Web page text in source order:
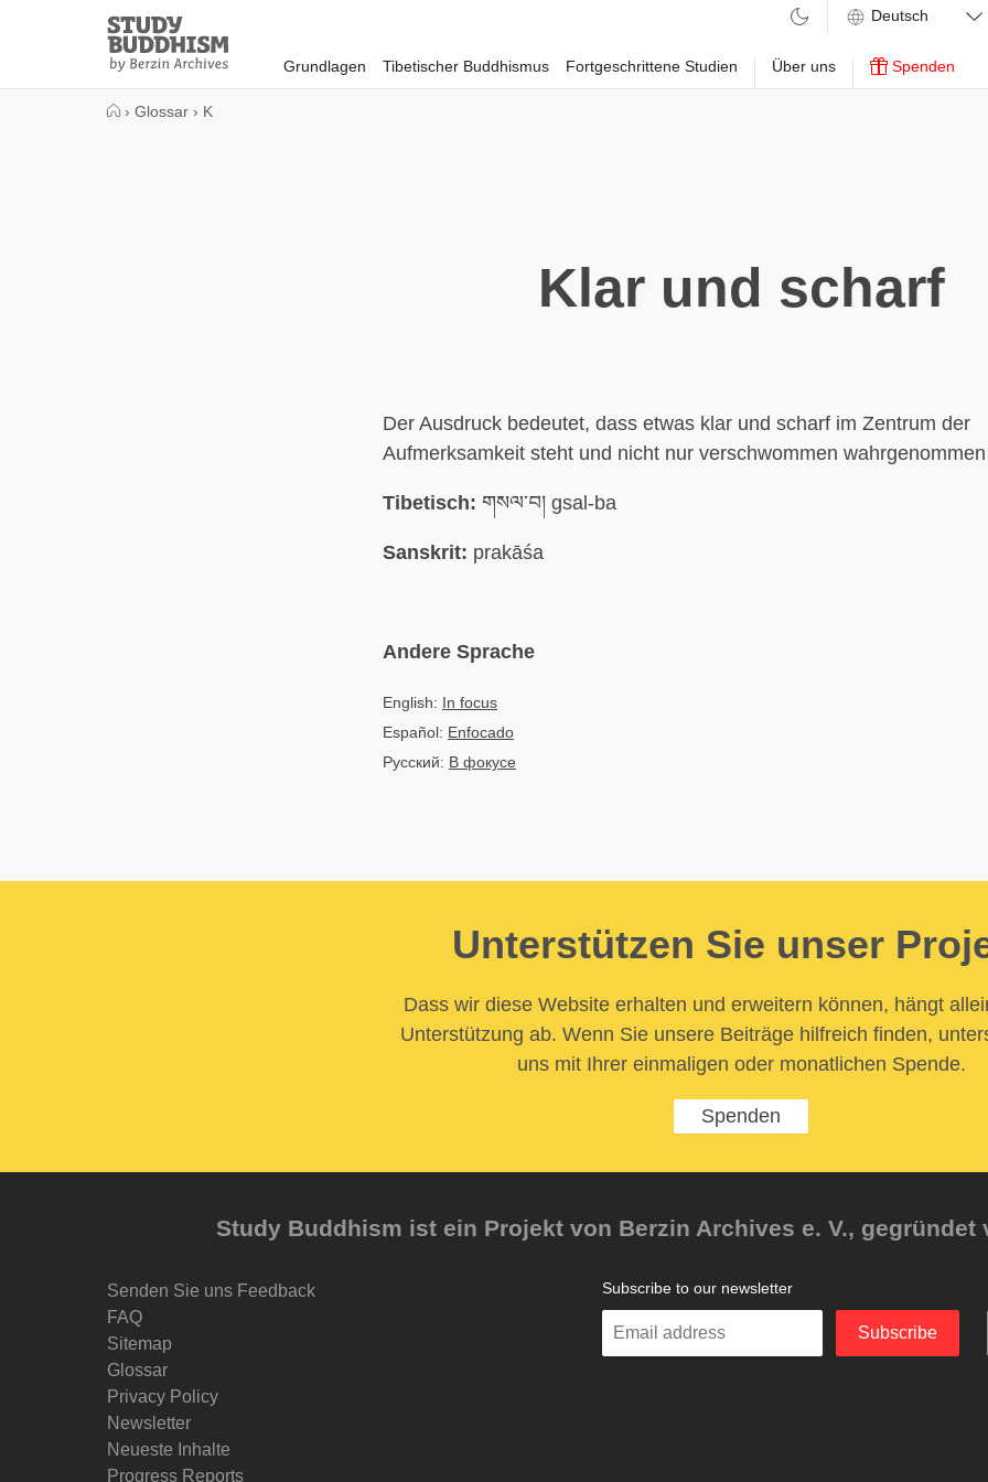
Study
Buddhism
Home
Grundlagen Tibetischer Buddhismus Fortgeschrittene Studien Über uns Spenden
› Glossar › K
Klar und scharf
Der Ausdruck bedeutet, dass etwas klar und scharf im Zentrum der
Aufmerksamkeit steht und nicht nur verschwommen
Tibetisch: གསལ་བ། gsal-ba
Sanskrit: prakāśa
Andere Sprache
English: In focus
Español: Enfocado
Русский: В фокусе
Unterstützen Sie unser
Dass wir diese Website erhalten und erweitern können, hängt
Unterstützung ab. Wenn Sie unsere Beiträge hilfreich finden,
uns mit Ihrer einmaligen oder monatlichen Spende.
Spenden
Study Buddhism ist ein Projekt von Berzin Archives e. V., gegründet
Senden Sie uns Feedback
FAQ
Sitemap
Glossar
Privacy Policy
Newsletter
Neueste Inhalte
Progress Reports
Subscribe to our newsletter
Enter
Subscribe